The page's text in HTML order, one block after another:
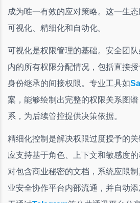
成为唯一有效的应对策略。这一生态
可视化、精细化和自动化。
可视化是权限管理的基础。安全团
内的所有权限分配情况，包括直接
身份继承的间接权限。专业工具如
案，能够绘制出完整的权限关系图
系，为后续管控提供决策依据。
精细化控制是解决权限过度授予的
应支持基于角色、上下文和敏感度的
对包含商业秘密的文档，系统应限制
业安全协作平台内部流通，并自动